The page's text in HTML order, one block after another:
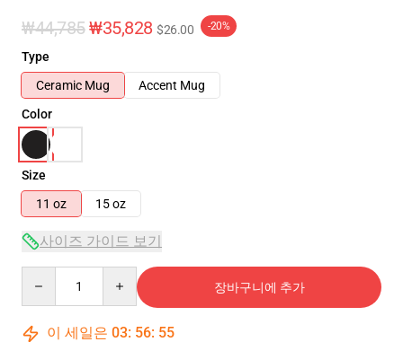
₩44,785₩35,828 $26.00 -20%
Type
Ceramic Mug
Accent Mug
Color
Size
11 oz
15 oz
사이즈 가이드 보기
장바구니에 추가
이 세일은 03: 56: 54